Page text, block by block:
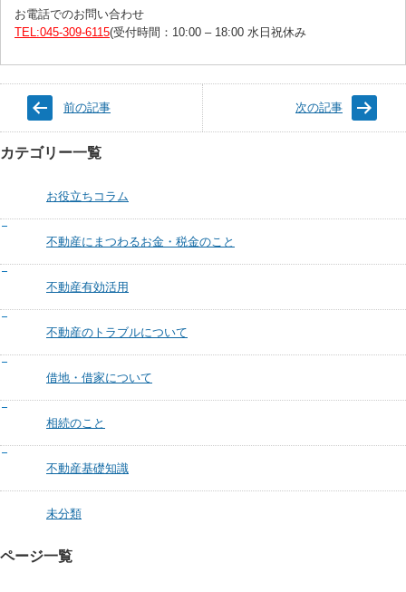
お電話でのお問い合わせ
TEL:045-309-6115(受付時間：10:00 – 18:00 水日祝休み
前の記事 次の記事
カテゴリー一覧
お役立ちコラム
不動産にまつわるお金・税金のこと
不動産有効活用
不動産のトラブルについて
借地・借家について
相続のこと
不動産基礎知識
未分類
ページ一覧